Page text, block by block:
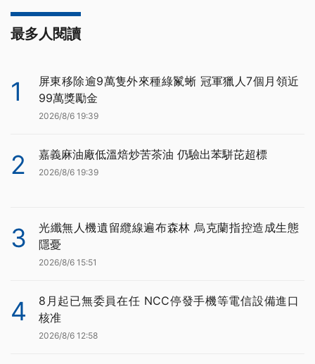
最多人閱讀
1
屏東移除逾9萬隻外來種綠鬣蜥 冠軍獵人7個月領近
99萬獎勵金
2026/8/6 19:39
2 嘉義麻油廠低溫焙炒苦茶油 仍驗出苯駢芘超標
2026/8/6 19:39
3
光纖無人機遺留纜線遍布森林 烏克蘭指控造成生態
隱憂
2026/8/6 15:51
4
8月起已無委員在任 NCC停發手機等電信設備進口
核准
2026/8/6 12:58